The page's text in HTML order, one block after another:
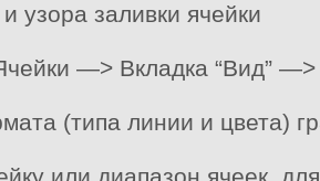
узора заливки ячейки
—> Вкладка “Вид” —>
(типа линии и цвета)